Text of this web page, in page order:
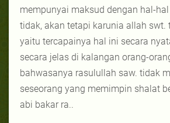
mempunyai maksud dengan hal-
tidak, akan tetapi karunia allah swt.
yaitu tercapainya hal ini secara
secara jelas di kalangan orang-
bahwasanya rasulullah saw. tidak
seseorang yang memimpin shalat
abi bakar ra..